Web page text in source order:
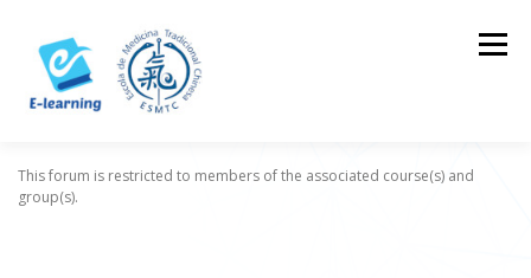
content
Menu
HOME CONTACTOS LOG IN
This forum is restricted to members of the associated course(s) and
group(s).